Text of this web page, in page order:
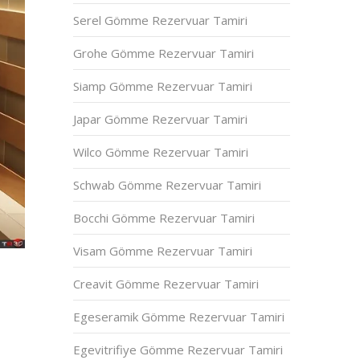
Serel Gömme Rezervuar Tamiri
Grohe Gömme Rezervuar Tamiri
Siamp Gömme Rezervuar Tamiri
Japar Gömme Rezervuar Tamiri
Wilco Gömme Rezervuar Tamiri
Schwab Gömme Rezervuar Tamiri
Bocchi Gömme Rezervuar Tamiri
Visam Gömme Rezervuar Tamiri
Creavit Gömme Rezervuar Tamiri
Egeseramik Gömme Rezervuar Tamiri
Egevitrifiye Gömme Rezervuar Tamiri